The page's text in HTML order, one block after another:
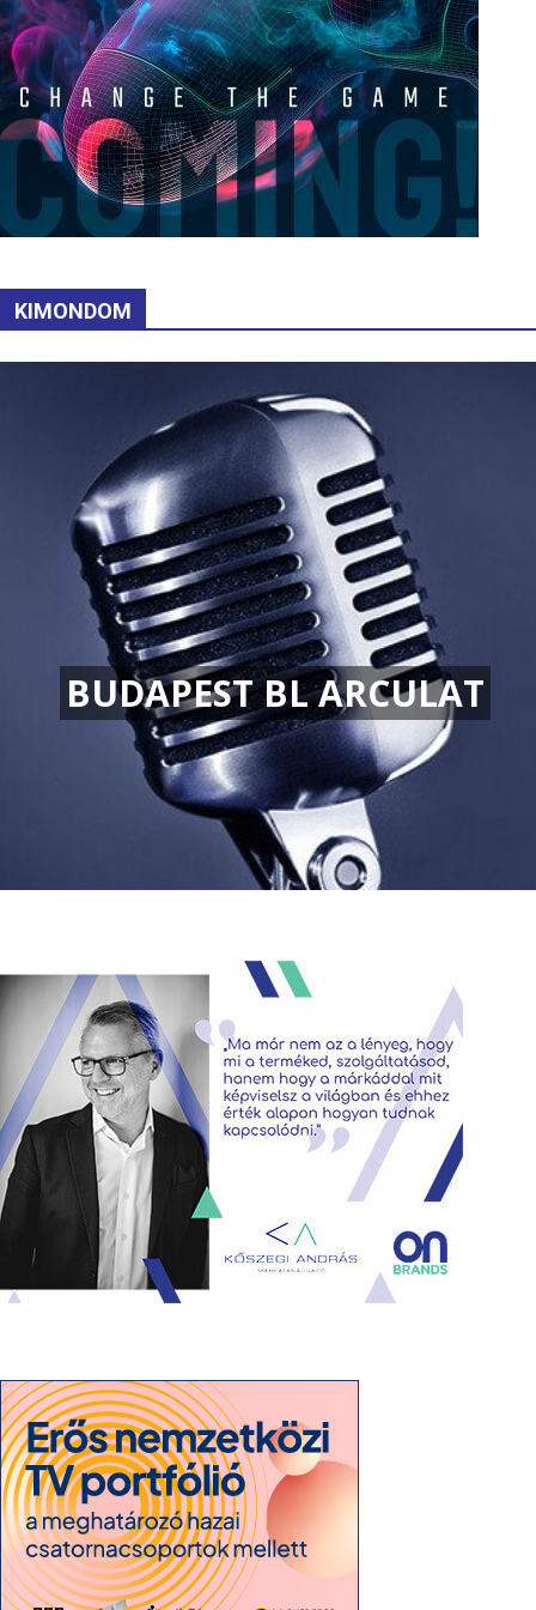
KIMONDOM
BUDAPEST BL ARCULAT